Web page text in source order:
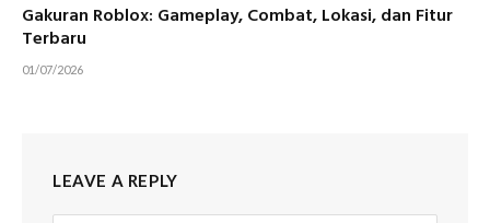
Gakuran Roblox: Gameplay, Combat, Lokasi, dan Fitur
Terbaru
01/07/2026
LEAVE A REPLY